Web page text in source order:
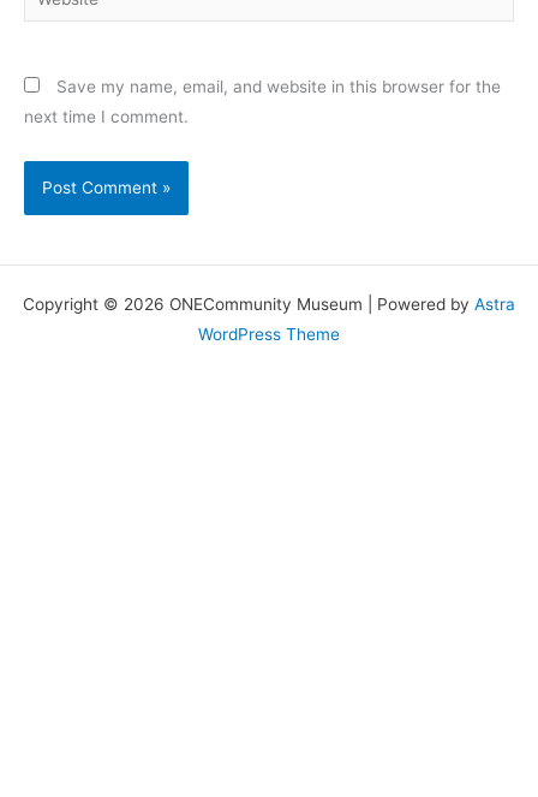
Save my name, email, and website in this browser for the
next time I comment.
Copyright © 2026 ONECommunity Museum | Powered by Astra
WordPress Theme